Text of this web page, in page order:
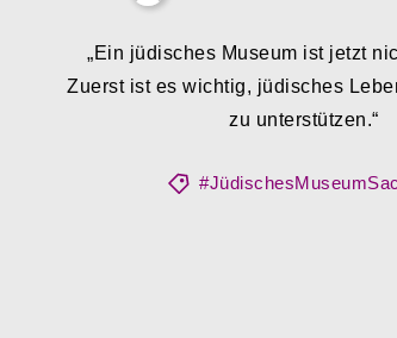
„Ein jüdisches Museum ist jetzt
Zuerst ist es wichtig, jüdisches
zu unterstützen.“